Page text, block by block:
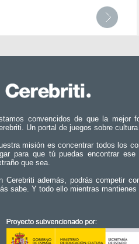
convencidos de que la mejor
Un portal de juegos sobre
misión es concentrar todos los
para que tú puedas encontrar
que sea.
Cerebriti además, podrás competir
sabe. Y todo ello mientras